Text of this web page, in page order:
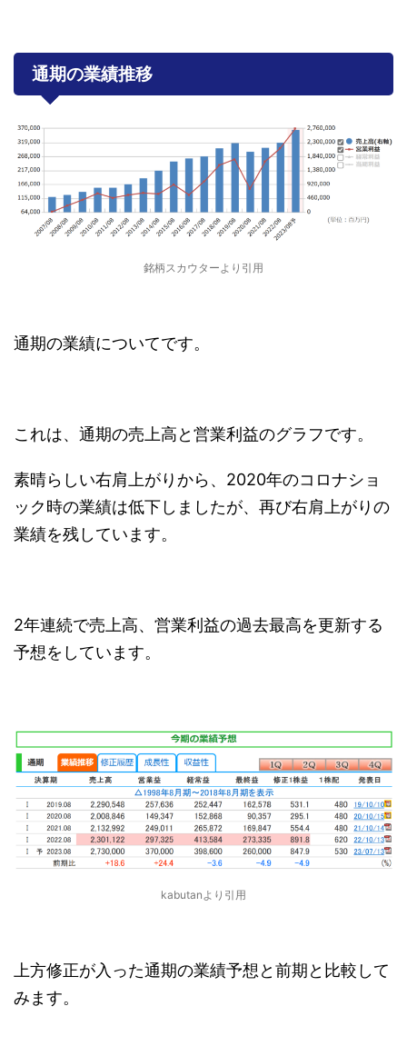
通期の業績推移
銘柄スカウターより引用
通期の業績についてです。
これは、通期の売上高と営業利益のグラフです。
素晴らしい右肩上がりから、2020年のコロナショ
ック時の業績は低下しましたが、再び右肩上がりの
業績を残しています。
2年連続で売上高、営業利益の過去最高を更新する
予想をしています。
kabutanより引用
上方修正が入った通期の業績予想と前期と比較して
みます。